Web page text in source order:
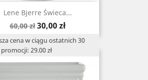
Lene Bjerre Świeca...
Cena
60,00 zł Cena
30,00 zł
cena w ciągu ostatnich 30
29.00 zł